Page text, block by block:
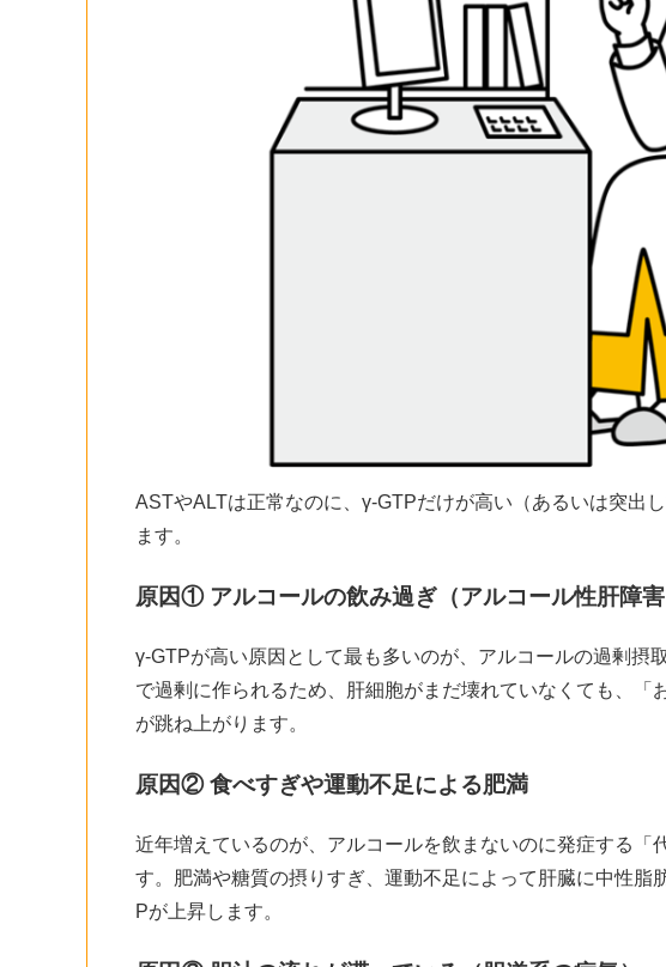
ASTやALTは正常なのに、γ-GTPだけが高い（あるいは突出
ます。
原因① アルコールの飲み過ぎ（アルコール性肝障害
γ-GTPが高い原因として最も多いのが、アルコールの過剰摂
で過剰に作られるため、肝細胞がまだ壊れていなくても、「
が跳ね上がります。
原因② 食べすぎや運動不足による肥満
近年増えているのが、アルコールを飲まないのに発症する「
す。肥満や糖質の摂りすぎ、運動不足によって肝臓に中性脂
Pが上昇します。